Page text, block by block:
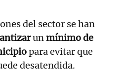
del sector se han
unmínimo de
para evitar que
desatendida.